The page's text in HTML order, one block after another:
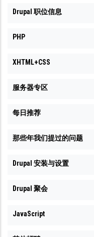
Drupal 职位信息
PHP
XHTML+CSS
服务器专区
每日推荐
那些年我们提过的问题
Drupal 安装与设置
Drupal 聚会
JavaScript